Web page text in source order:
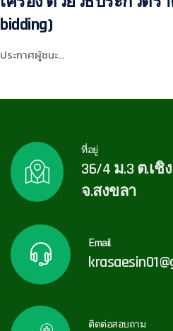
bidding)
ประกาศผู้ชนะ…
ที่อยู่
36/4 ม.3 ต.เ
จ.สงขลา
Email
ติดต่อสอบถาม